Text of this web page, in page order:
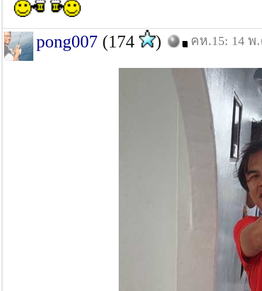
pong007 (174 ) คห.15: 14 พ